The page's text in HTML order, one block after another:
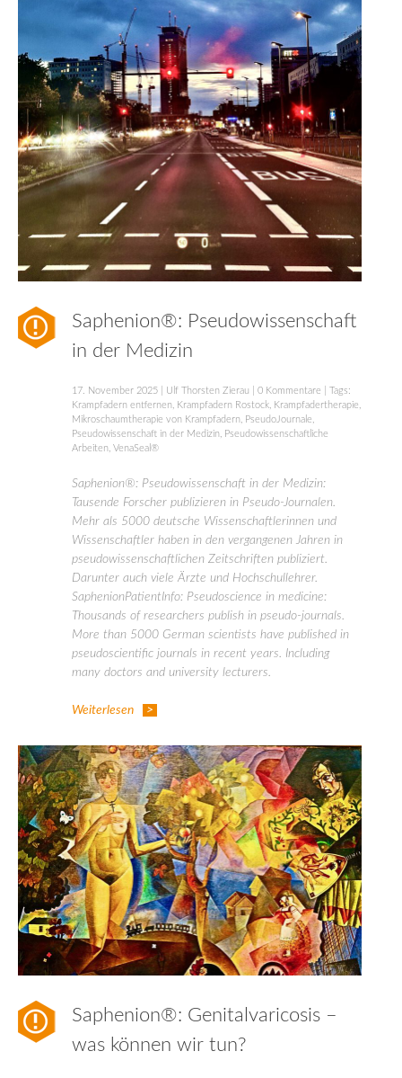
Saphenion®: Pseudowissenschaft
in der Medizin
17. November 2025 Ulf Thorsten Zierau 0 Kommentare | Tags:
Krampfadern entfernen, Krampfadern Rostock, Krampfadertherapie,
Mikroschaumtherapie von Krampfadern, PseudoJournale,
Pseudowissenschaft in der Medizin, Pseudowissenschaftliche
Arbeiten, VenaSeal®
Saphenion®: Pseudowissenschaft in der Medizin:
Tausende Forscher publizieren in Pseudo-Journalen.
Mehr als 5000 deutsche Wissenschaftlerinnen und
Wissenschaftler haben in den vergangenen Jahren in
pseudowissenschaftlichen Zeitschriften publiziert.
Darunter auch viele Ärzte und Hochschullehrer.
SaphenionPatientInfo: Pseudoscience in medicine:
Thousands of researchers publish in pseudo-journals.
More than 5000 German scientists have published in
pseudoscientific journals in recent years. Including
many doctors and university lecturers.
Weiterlesen
Saphenion®: Genitalvaricosis –
was können wir tun?